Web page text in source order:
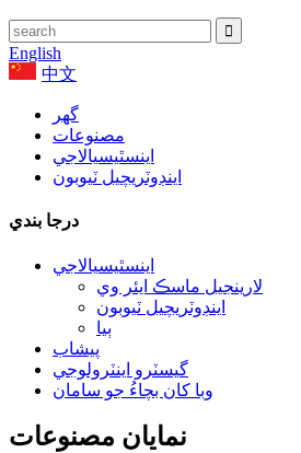
English
中文
گھر
مصنوعات
اينسٿيسيالاجي
اينڊوٽريچيل ٽيوبون
درجا بندي
اينسٿيسيالاجي
لارينجيل ماسڪ ايئر وي
اينڊوٽريچيل ٽيوبون
ٻيا
پيشاب
گيسٽرو اينٽرولوجي
وبا کان بچاءُ جو سامان
نمايان مصنوعات